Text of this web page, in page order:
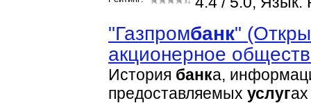
"Газпромбанк"
акционерное
История банка,
предоставляемых услуг